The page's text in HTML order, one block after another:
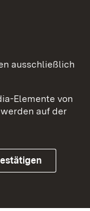
ausschließlich
Elemente von
auf der